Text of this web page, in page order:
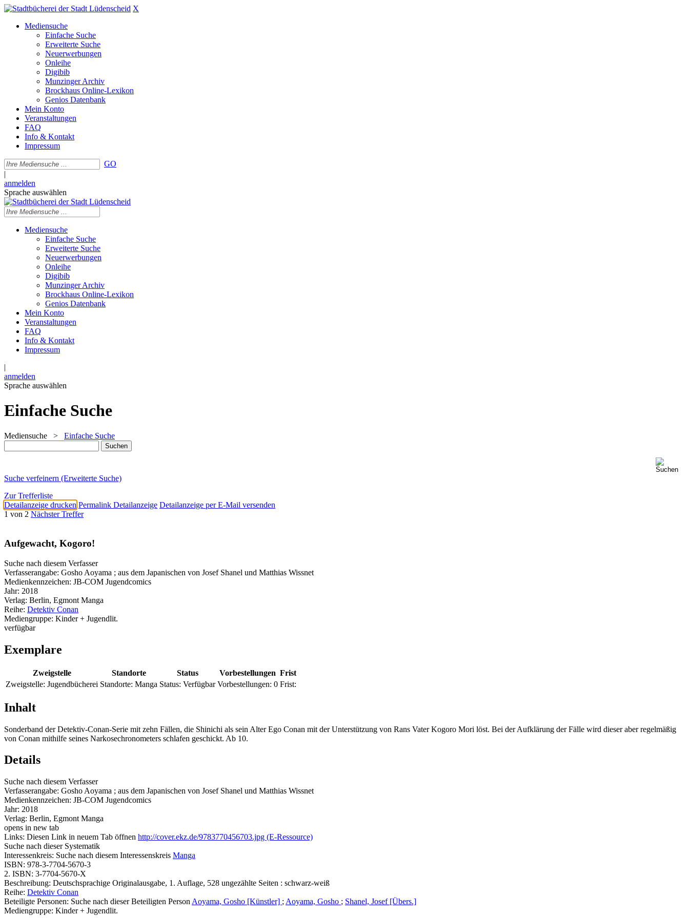
X
Mediensuche
Einfache Suche
Erweiterte Suche
Neuerwerbungen
Onleihe
Digibib
Munzinger Archiv
Brockhaus Online-Lexikon
Genios Datenbank
Mein Konto
Veranstaltungen
FAQ
Info & Kontakt
Impressum
GO
|
anmelden
Sprache auswählen
Mediensuche
Einfache Suche
Erweiterte Suche
Neuerwerbungen
Onleihe
Digibib
Munzinger Archiv
Brockhaus Online-Lexikon
Genios Datenbank
Mein Konto
Veranstaltungen
FAQ
Info & Kontakt
Impressum
|
anmelden
Sprache auswählen
Einfache Suche
Mediensuche > Einfache Suche
Suche verfeinern (Erweiterte Suche)
Zur Trefferliste
Detailanzeige drucken Permalink Detailanzeige Detailanzeige per E-Mail versenden
1 von 2 Nächster Treffer
Aufgewacht, Kogoro!
Suche nach diesem Verfasser
Verfasserangabe: Gosho Aoyama ; aus dem Japanischen von Josef Shanel und Matthias Wissnet
Medienkennzeichen: JB-COM Jugendcomics
Jahr: 2018
Verlag: Berlin, Egmont Manga
Reihe: Detektiv Conan
Mediengruppe: Kinder + Jugendlit.
verfügbar
Exemplare
Zweigstelle Standorte Status Vorbestellungen Frist
Zweigstelle: Jugendbücherei Standorte: Manga Status: Verfügbar Vorbestellungen: 0 Frist:
Inhalt
Sonderband der Detektiv-Conan-Serie mit zehn Fällen, die Shinichi als sein Alter Ego Conan mit der Unterstützung von Rans Vater Kogoro Mori löst. Bei der Aufklärung der Fälle wird dieser aber regelmäßig
von Conan mithilfe seines Narkosechronometers schlafen geschickt. Ab 10.
Details
Suche nach diesem Verfasser
Verfasserangabe: Gosho Aoyama ; aus dem Japanischen von Josef Shanel und Matthias Wissnet
Medienkennzeichen: JB-COM Jugendcomics
Jahr: 2018
Verlag: Berlin, Egmont Manga
opens in new tab
Links: Diesen Link in neuem Tab öffnen http://cover.ekz.de/9783770456703.jpg (E-Ressource)
Suche nach dieser Systematik
Interessenkreis: Suche nach diesem Interessenskreis Manga
ISBN: 978-3-7704-5670-3
2. ISBN: 3-7704-5670-X
Beschreibung: Deutschsprachige Originalausgabe, 1. Auflage, 528 ungezählte Seiten : schwarz-weiß
Reihe: Detektiv Conan
Beteiligte Personen: Suche nach dieser Beteiligten Person Aoyama, Gosho [Künstler] ; Aoyama, Gosho ; Shanel, Josef [Übers.]
Mediengruppe: Kinder + Jugendlit.